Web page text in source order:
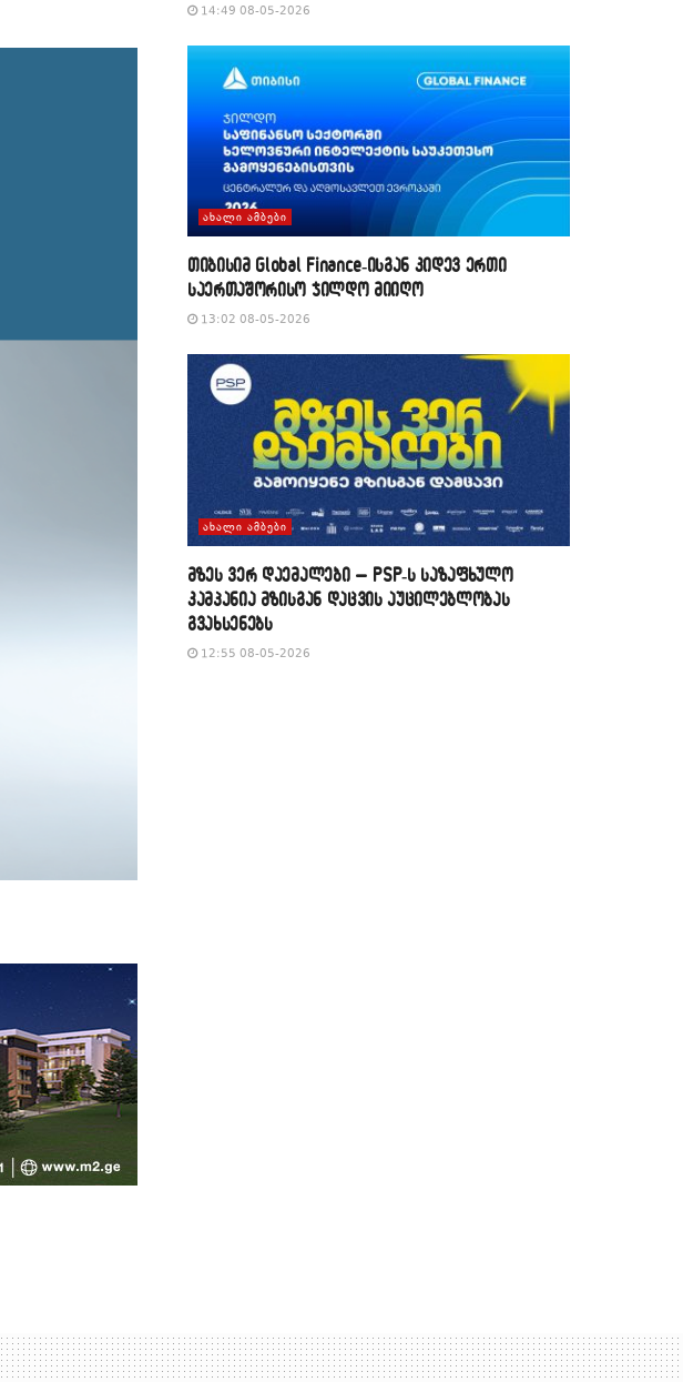
14:49 08-05-2026
ᲐᲮᲐᲚᲘ ᲐᲛᲑᲔᲑᲘ
თიბისიმ Global Finance-ისგან კიდევ ერთი
საერთაშორისო ჯილდო მიიღო
13:02 08-05-2026
ᲐᲮᲐᲚᲘ ᲐᲛᲑᲔᲑᲘ
მზეს ვერ დაემალები – PSP-ს საზაფხულო
კამპანია მზისგან დაცვის აუცილებლობას
გვახსენებს
12:55 08-05-2026